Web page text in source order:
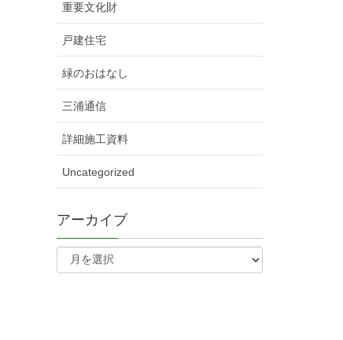
重要文化財
戸建住宅
緑のおはなし
三浦通信
詳細施工資料
Uncategorized
アーカイブ